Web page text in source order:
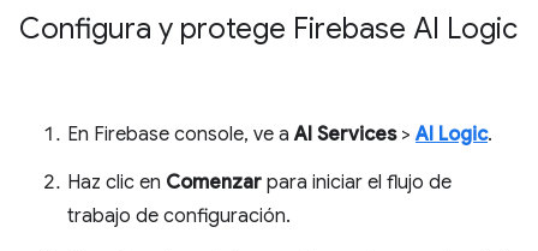
Configura y protege Firebase AI Logic
En Firebase console, ve aAI Services>AI Logic.
Haz clic en Comenzar para iniciar el flujo de
trabajo de configuración.